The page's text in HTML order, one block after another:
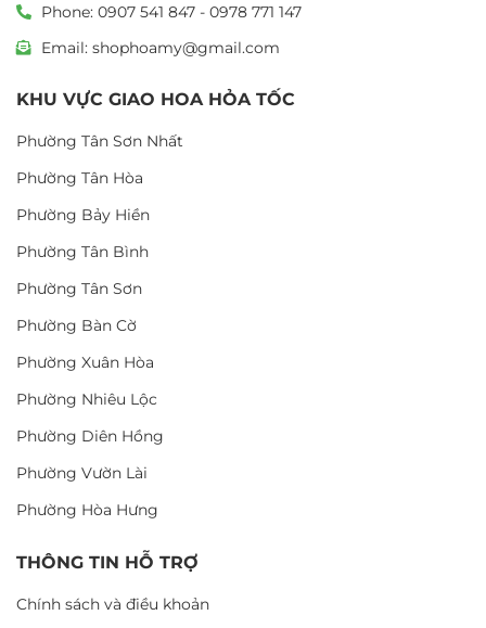
Phone: 0907 541 847 - 0978 771 147
Email: shophoamy@gmail.com
KHU VỰC GIAO HOA HỎA TỐC
Phường Tân Sơn Nhất
Phường Tân Hòa
Phường Bảy Hiền
Phường Tân Bình
Phường Tân Sơn
Phường Bàn Cờ
Phường Xuân Hòa
Phường Nhiêu Lộc
Phường Diên Hồng
Phường Vườn Lài
Phường Hòa Hưng
THÔNG TIN HỖ TRỢ
Chính sách và điều khoản